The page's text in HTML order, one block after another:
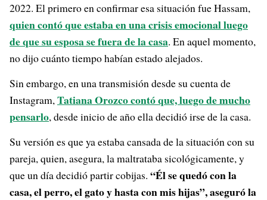
2022. El primero en confirmar esa situación fue Hassam,
quien contó que estaba en una crisis emocional luego
de que su esposa se fuera de la casa. En aquel momento,
no dijo cuánto tiempo habían estado alejados.
Sin embargo, en una transmisión desde su cuenta de
Instagram,Tatiana Orozco contó que, luego de mucho
pensarlo, desde inicio de año ella decidió irse de la casa.
Su versión es que ya estaba cansada de la situación con su
pareja, quien, asegura, la maltrataba sicológicamente, y
que un día decidió partir cobijas. “Él se quedó con la
casa, el perro, el gato y hasta con mis hijas”, aseguró la